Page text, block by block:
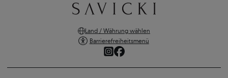
Land / Währung wählen
Barrierefreiheitsmenü